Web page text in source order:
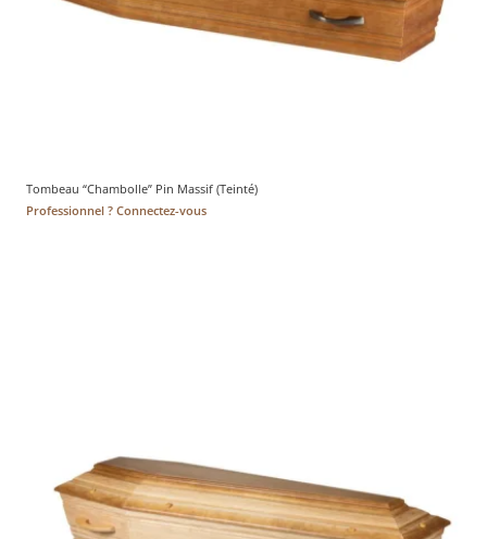
Tombeau “Chambolle” Pin Massif (Teinté)
Professionnel ? Connectez-vous